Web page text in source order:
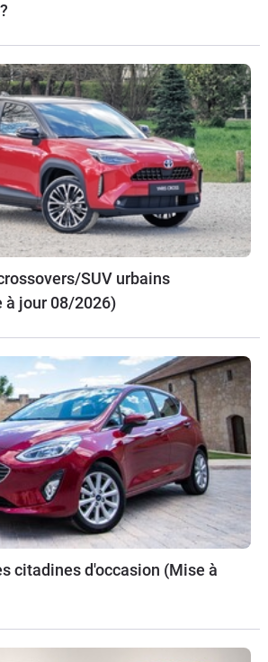
SUV urbains
à jour 08/2026)
citadines d'occasion (Mise à